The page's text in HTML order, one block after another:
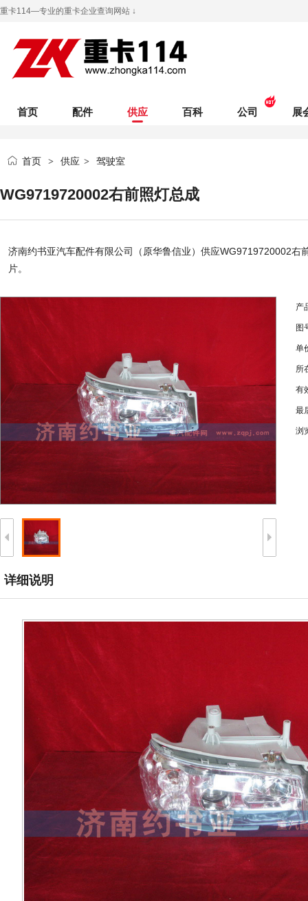
重卡114—专业的重卡企业查询网站 ↓
首页 配件 供应 百科 公司 展
首页 > 供应 > 驾驶室
WG9719720002右前照灯总成
济南约书亚汽车配件有限公司（原华鲁信业） 供应WG9719720002右
片。
产
图
单
所
有
最
浏
详细说明